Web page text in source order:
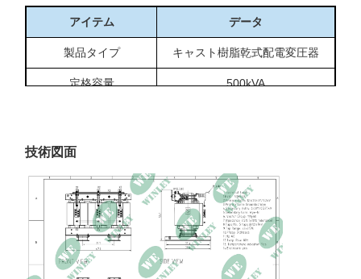
アイテム データ
製品タイプ キャスト樹脂乾式配電変圧器
定格容量 500kVA
一次電圧
二次電圧 480Y/277V
頻度 60Hz
ベクトルグループ YNyn0
冷却方法 あん
技術図面